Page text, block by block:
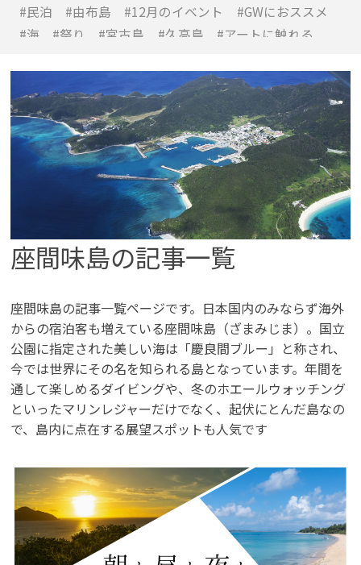
#民泊
#由布島 #12月のイベント
#GWにおススメ
#海
#祭り #宮古島 #久高島
#アートに触れる
#イベント
#ウェルネス旅
#カフェごはん
#キャンプ #グランピング
#グルメ
#ココロとカラダを整える旅
#ココロ巡る、沖縄離島たび
#サイクリング
#サウナ
#サステナブル旅
#スロートラベル
#スロー旅
#フォトジェニック旅
#フォトスポット
#ヨガ
#リゾート
#リゾートグランピング
#リラクゼーション
#ワーケーション
#伊良部 #体験する
#島のグルメ
#島んちゅガイド #星のや
#星空
#歴史と文化を学ぶ旅
#泊まる
#海巡り
#海洋深層水
#直行便 #秘境巡り
#絶景スポット
#自然に触れる
#記憶に残る島の旅へ #買う
座間味島の記事一覧
座間味島の記事一覧ページです。日本国内のみならず海外
からの宿泊客も増えている座間味島（ざまみじま）。国立
公園に指定された美しい海は「慶良間ブルー」と称され、
今では世界にその名を知られる島となっています。年間を
通して楽しめるダイビングや、冬のホエールウォッチング
といったマリンレジャーだけでなく、起伏にとんだ島なの
で、島内に点在する展望スポットも人気です